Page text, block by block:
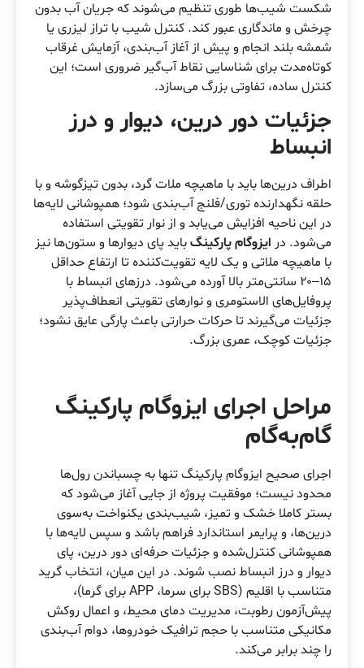
شکست شیب‌ها طوری تنظیم می‌شوند که جریان آب بدون
چرخش و ماندگاری عبور کند. کنترل شیب با تراز لیزری یا
شمشه بلند انجام و پیش از آغاز آب‌بندی، آزمایش غرقاب
کوتاه‌مدت برای شناسایی نقاط آب‌گیر ضروری است؛ این
کنترل ساده، تفاوتی بزرگ می‌سازد.
جزئیات دور درین، دیوار و درز
انبساط
اطراف درین‌ها باید با ماهیچه ملات گرد، بدون تیزگوشه و با
حلقه نگهدارنده توری/فلنج آب‌بندی شود؛ همپوشانی لایه‌ها
در این ناحیه افزایش می‌یابد و از نوار تقویتی استفاده
می‌شود. در ایزوگام پارکینگباید پای دیوارها و ستون‌ها نیز
با ماهیچه ملاتی و یک لایه تقویت‌کننده تا ارتفاع حداقل
۱۵–۲۰ سانتی‌متر بالا آورده می‌شود. درزهای انبساط با
پروفایل‌های الاستومری و نوارهای تقویتی انعطاف‌پذیر
جزئیات می‌گیرند تا حرکات حرارتی باعث پارگی عایق نشود؛
جزئیات کوچک، عمری بزرگ.
مراحل اجرای ایزوگام پارکینگ
گام‌به‌گام
اجرای صحیح ایزوگام پارکینگ تنها به چسباندن رول‌ها
محدود نیست؛ موفقیت پروژه از جایی آغاز می‌شود که
بستر کاملا خشک و تمیز، شیب‌بندی یکنواخت به‌سوی
درین‌ها، و پرایمر استاندارد فراهم باشد و سپس لایه‌ها با
همپوشانی کنترل‌شده و جزئیات حرفه‌ای دور درین، پای
دیوار و درز انبساط نصب شوند. در این میان، انتخاب گرید
متناسب با اقلیم (SBS برای سرما، APP برای گرما)،
پیش‌آزمون رطوبت، مدیریت دمای محیط، و اعمال روکش
مکانیکی متناسب با حجم ترافیک خودروها، دوام آب‌بندی
را چند برابر می‌کند.